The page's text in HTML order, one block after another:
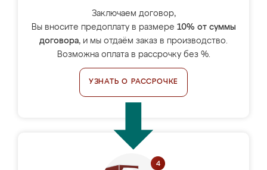
Заключаем договор,
Вы вносите предоплату в размере 10% от суммы
договора, и мы отдаём заказ в производство.
Возможна оплата в рассрочку без %.
УЗНАТЬ О РАССРОЧКЕ